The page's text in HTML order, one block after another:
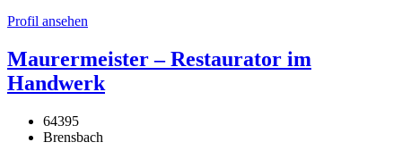
Profil ansehen
Maurermeister – Restaurator im
Handwerk
64395
Brensbach